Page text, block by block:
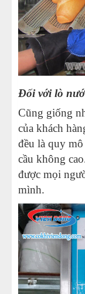
Đối với lò
Cũng giống
của khách
đều là quy
cầu không
được mọi
mình.